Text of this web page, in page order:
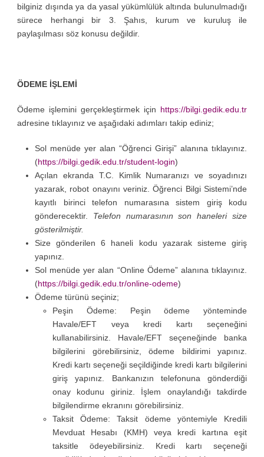
bilginiz dışında ya da yasal yükümlülük altında bulunulmadığı
sürece herhangi bir 3. Şahıs, kurum ve kuruluş ile
paylaşılması söz konusu değildir.
ÖDEME İŞLEMİ
Ödeme işlemini gerçekleştirmek için https://bilgi.gedik.edu.tr
adresine tıklayınız ve aşağıdaki adımları takip ediniz;
Sol menüde yer alan “Öğrenci Girişi” alanına tıklayınız.
(https://bilgi.gedik.edu.tr/student-login)
Açılan ekranda T.C. Kimlik Numaranızı ve soyadınızı
yazarak, robot onayını veriniz. Öğrenci Bilgi Sistemi’nde
kayıtlı birinci telefon numarasına sistem giriş kodu
gönderecektir. Telefon numarasının son haneleri size
gösterilmiştir.
Size gönderilen 6 haneli kodu yazarak sisteme giriş
yapınız.
Sol menüde yer alan “Online Ödeme” alanına tıklayınız.
(https://bilgi.gedik.edu.tr/online-odeme)
Ödeme türünü seçiniz;
Peşin Ödeme: Peşin ödeme yönteminde
Havale/EFT veya kredi kartı seçeneğini
kullanabilirsiniz. Havale/EFT seçeneğinde banka
bilgilerini görebilirsiniz, ödeme bildirimi yapınız.
Kredi kartı seçeneği seçildiğinde kredi kartı bilgilerini
giriş yapınız. Bankanızın telefonuna gönderdiği
onay kodunu giriniz. İşlem onaylandığı takdirde
bilgilendirme ekranını görebilirsiniz.
Taksit Ödeme: Taksit ödeme yöntemiyle Kredili
Mevduat Hesabı (KMH) veya kredi kartına eşit
taksitle ödeyebilirsiniz. Kredi kartı seçeneği